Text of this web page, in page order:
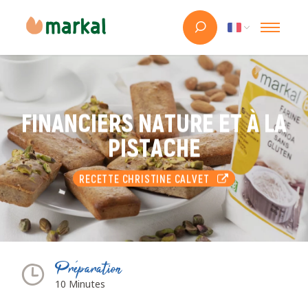
FINANCIERS NATURE ET À LA
PISTACHE
RECETTE CHRISTINE CALVET
Préparation
10 Minutes